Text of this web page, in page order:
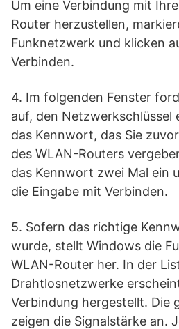
Um eine Verbindung mit
Router herzustellen,
Funknetzwerk und klicken
Verbinden.
4. Im folgenden Fenster
auf, den Netzwerkschlüssel
das Kennwort, das Sie
des WLAN-Routers
das Kennwort zwei Mal ein
die Eingabe mit Verbinden.
5. Sofern das richtige
wurde, stellt Windows die
WLAN-Router her. In der
Drahtlosnetzwerke
Verbindung hergestellt. Die
zeigen die Signalstärke an.